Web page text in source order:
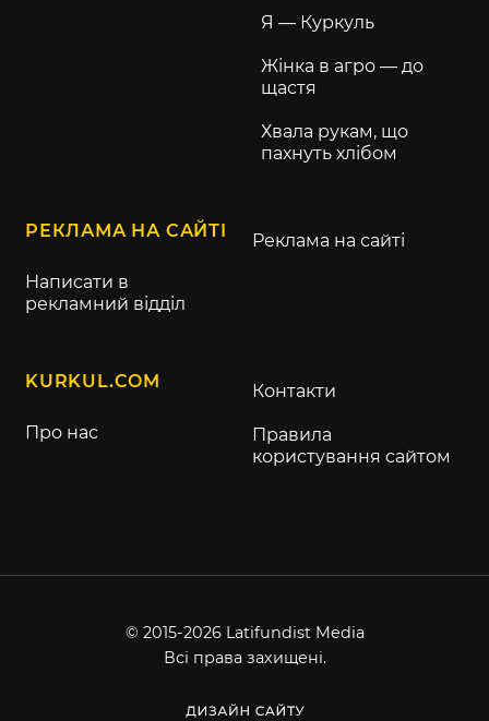
Я — Куркуль
Жінка в агро — до
щастя
Хвала рукам, що
пахнуть хлібом
РЕКЛАМА НА САЙТІ
Написати в
рекламний відділ
Реклама на сайті
KURKUL.COM
Про нас
Контакти
Правила
користування сайтом
© 2015-2026 Latifundist Media
Всі права захищені.